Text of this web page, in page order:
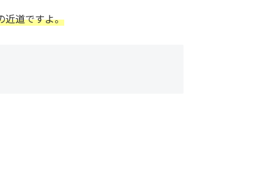
近道ですよ。